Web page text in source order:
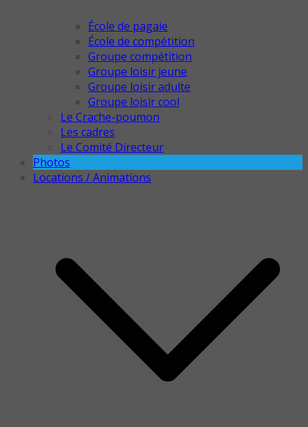
École de pagaie
École de compétition
Groupe compétition
Groupe loisir jeune
Groupe loisir adulte
Groupe loisir cool
Le Crache-poumon
Les cadres
Le Comité Directeur
Photos
Locations / Animations